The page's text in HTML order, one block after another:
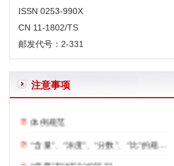
ISSN 0253-990X
CN 11-1802/TS
邮发代号：2-331
注意事项
“摘要”和“结论”的区别